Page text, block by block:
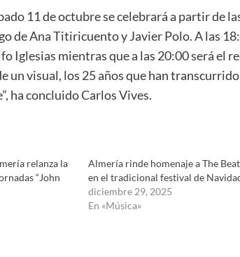
11 de octubre se celebrará a partir de
de Ana Titiricuento y Javier Polo. A las
Iglesias mientras que a las 20:00 será el
un visual, los 25 años que han
ha concluido Carlos Vives.
relanza la
“John
Almería rinde homenaje a The
en el tradicional festival de
diciembre 29, 2025
En «Música»